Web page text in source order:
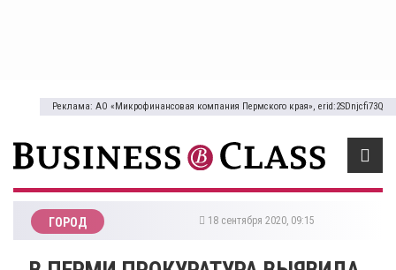
Реклама: АО «Микрофинансовая компания Пермского края», erid:2SDnjcfi73Q
ГОРОД 18 сентября 2020, 09:15